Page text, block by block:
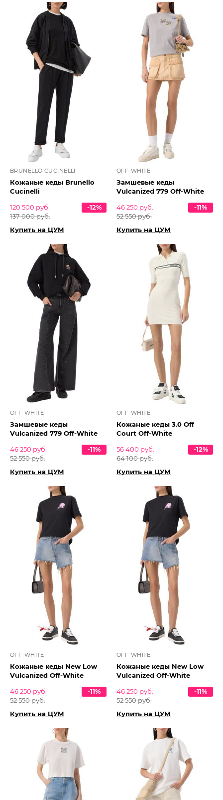
BRUNELLO CUCINELLI
Кожаные кеды Brunello
Cucinelli
120 500 руб.
137 000 руб.
-12%
Купить на ЦУМ
OFF-WHITE
Замшевые кеды
Vulcanized 779 Off-White
46 250 руб.
52 550 руб.
-11%
Купить на ЦУМ
OFF-WHITE
Замшевые кеды
Vulcanized 779 Off-White
46 250 руб.
52 550 руб.
-11%
Купить на ЦУМ
OFF-WHITE
Кожаные кеды 3.0 Off
Court Off-White
56 400 руб.
64 100 руб.
-12%
Купить на ЦУМ
OFF-WHITE
Кожаные кеды New Low
Vulcanized Off-White
46 250 руб.
52 550 руб.
-11%
Купить на ЦУМ
OFF-WHITE
Кожаные кеды New Low
Vulcanized Off-White
46 250 руб.
52 550 руб.
-11%
Купить на ЦУМ